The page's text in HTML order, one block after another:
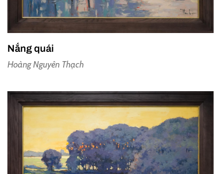
Nắng quái
Hoàng Nguyên Thạch